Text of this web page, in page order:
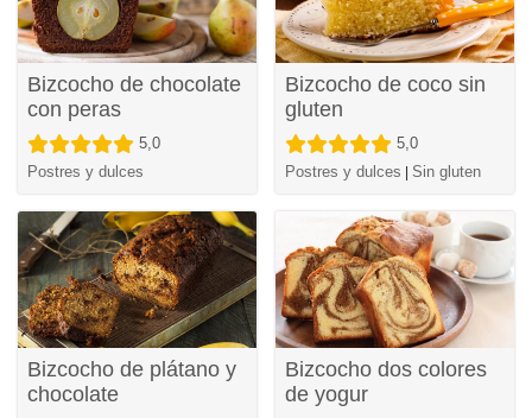
Bizcocho de chocolate
con peras
5,0
Postres y dulces
Bizcocho de coco sin
gluten
5,0
Postres y dulces
Sin gluten
Bizcocho de plátano y
chocolate
Bizcocho dos colores
de yogur